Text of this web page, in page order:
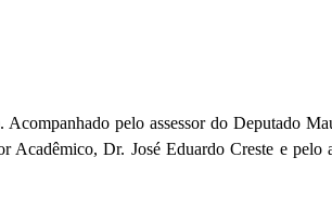
pelo assessor do Deputado
Dr. José Eduardo Creste e pelo